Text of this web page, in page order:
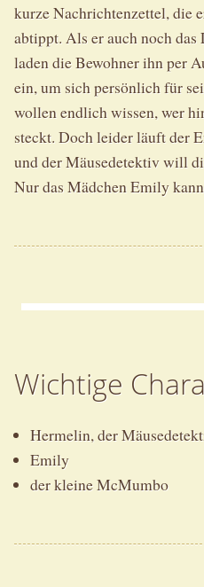
kurze Nachrichtenzettel, die
abtippt. Als er auch noch das
laden die Bewohner ihn per
ein, um sich persönlich für
wollen endlich wissen, wer
steckt. Doch leider läuft der
und der Mäusedetektiv will
Nur das Mädchen Emily
Wichtige
Hermelin, der
Emily
der kleine McMumbo